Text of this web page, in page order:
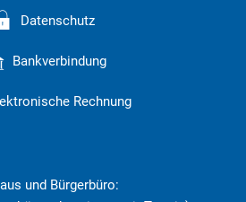
Datenschutz
Bankverbindung
Rechnung
und Bürgerbüro: